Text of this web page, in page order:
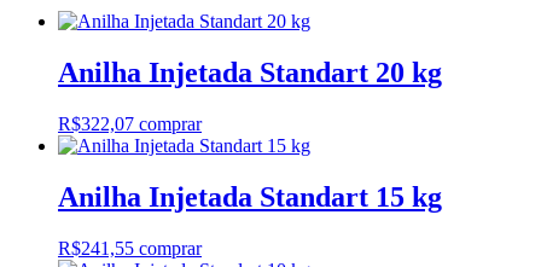
Anilha Injetada Standart 20 kg
R$322,07 comprar
Anilha Injetada Standart 15 kg
R$241,55 comprar